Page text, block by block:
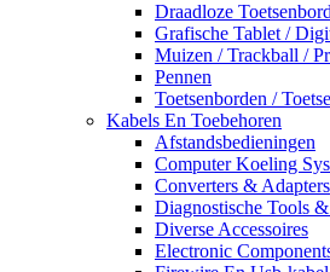
Draadloze
Grafische Tablet /
Muizen / Trackball /
Pennen
Toetsenborden /
Kabels En Toebehoren
Afstandsbedieningen
Computer Koeling
Converters & Adapters
Diagnostische Tools
Diverse Accessoires
Electronic